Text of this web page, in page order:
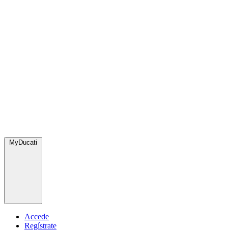
MyDucati
Accede
Regístrate